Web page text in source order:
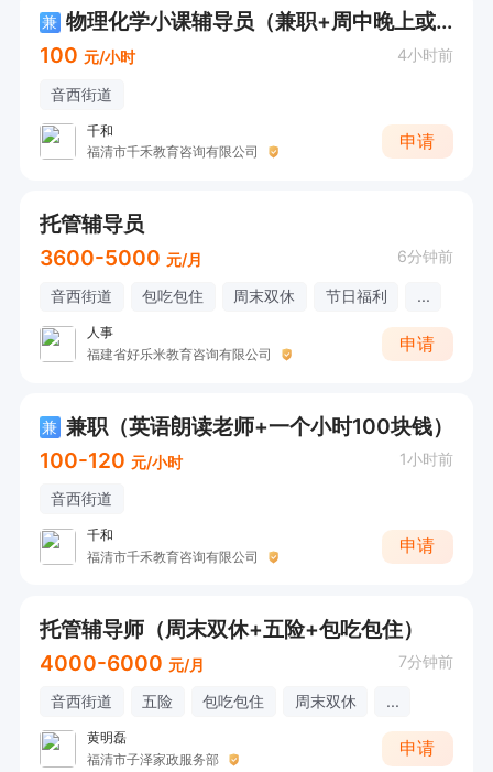
6.负责上下课地推以及宣传
三、薪资福利
根据经验与能力调整。
为学生的成长保驾护航！
兼
物理化学小课辅导员（兼职+周中晚上或者周末都可以）
100 元/小时 4小时前
音西街道
千和
福清市千禾教育咨询有限公司
申请
托管辅导员
3600-5000 元/月 6分钟前
音西街道 包吃包住 周末双休 节日福利 ...
人事
福建省好乐米教育咨询有限公司
申请
兼 兼职（英语朗读老师+一个小时100块钱）
100-120 元/小时 1小时前
音西街道
千和
福清市千禾教育咨询有限公司
申请
托管辅导师（周末双休+五险+包吃包住）
4000-6000 元/月 7分钟前
音西街道 五险 包吃包住 周末双休 ...
黄明磊
福清市子泽家政服务部
申请